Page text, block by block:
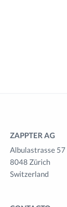
ZAPPTER AG
Albulastrasse 57
8048 Zürich
Switzerland